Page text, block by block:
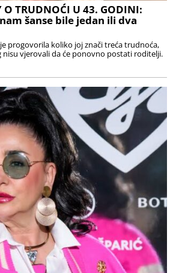
TRUDNOĆI U 43. GODINI:
šanse bile jedan ili dva
progovorila koliko joj znači treća trudnoća,
nisu vjerovali da će ponovno postati roditelji.